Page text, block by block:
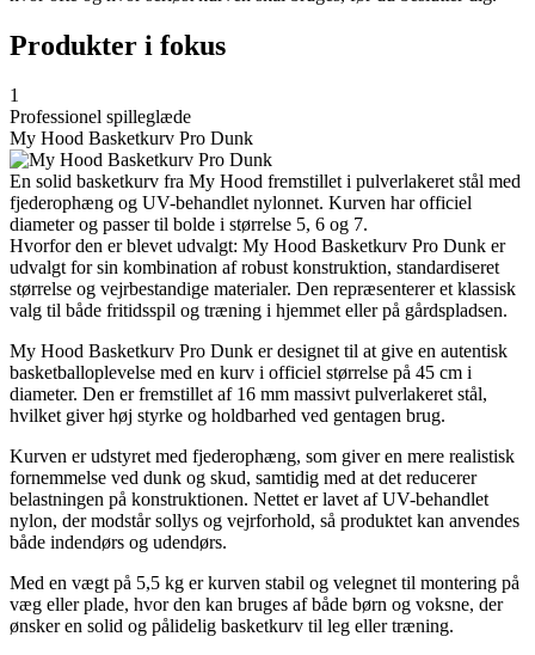
Produkter i fokus
1
Professionel spilleglæde
My Hood Basketkurv Pro Dunk
En solid basketkurv fra My Hood fremstillet i pulverlakeret stål med
fjederophæng og UV-behandlet nylonnet. Kurven har officiel
diameter og passer til bolde i størrelse 5, 6 og 7.
Hvorfor den er blevet udvalgt: My Hood Basketkurv Pro Dunk er
udvalgt for sin kombination af robust konstruktion, standardiseret
størrelse og vejrbestandige materialer. Den repræsenterer et klassisk
valg til både fritidsspil og træning i hjemmet eller på gårdspladsen.
My Hood Basketkurv Pro Dunk er designet til at give en autentisk
basketballoplevelse med en kurv i officiel størrelse på 45 cm i
diameter. Den er fremstillet af 16 mm massivt pulverlakeret stål,
hvilket giver høj styrke og holdbarhed ved gentagen brug.
Kurven er udstyret med fjederophæng, som giver en mere realistisk
fornemmelse ved dunk og skud, samtidig med at det reducerer
belastningen på konstruktionen. Nettet er lavet af UV-behandlet
nylon, der modstår sollys og vejrforhold, så produktet kan anvendes
både indendørs og udendørs.
Med en vægt på 5,5 kg er kurven stabil og velegnet til montering på
væg eller plade, hvor den kan bruges af både børn og voksne, der
ønsker en solid og pålidelig basketkurv til leg eller træning.